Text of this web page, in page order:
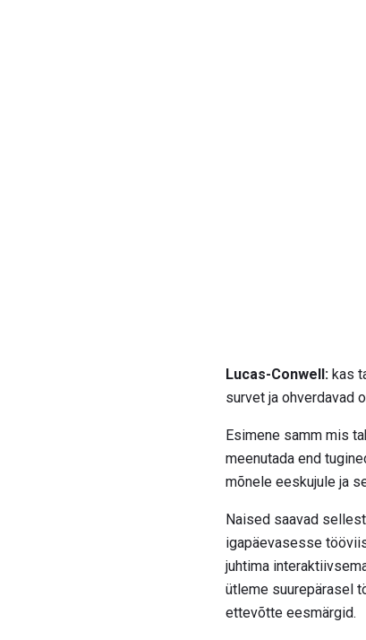
Lucas-Conwell: kas
survet ja ohverdavad
Esimene samm mis
meenutada end
mõnele eeskujule ja
Naised saavad
igapäevasesse
juhtima
ütleme suurepärasel
ettevõtte eesmärgid.